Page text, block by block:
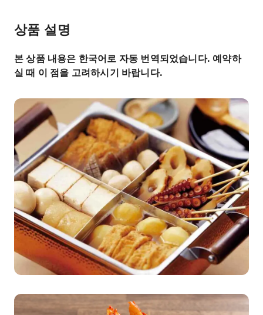
상품 설명
본 상품 내용은 한국어로 자동 번역되었습니다. 예약하
실 때 이 점을 고려하시기 바랍니다.